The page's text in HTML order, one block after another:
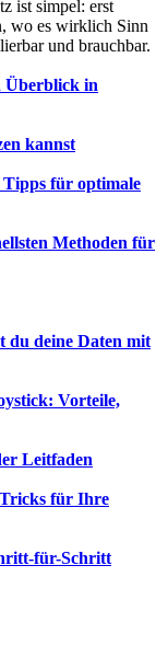
ist simpel: erst
wo es wirklich Sinn
und brauchbar.
Überblick in
kannst
Tipps für optimale
Methoden für
du deine Daten mit
Vorteile,
Leitfaden
für Ihre
für-Schritt